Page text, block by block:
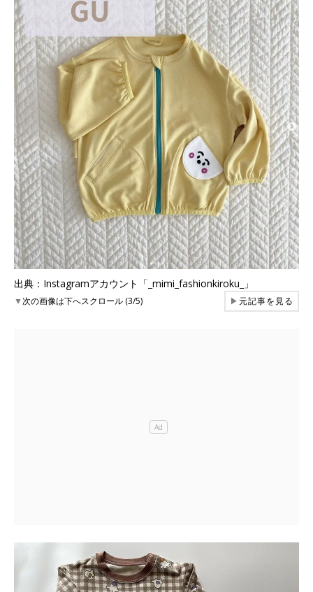
出典：Instagramアカウント「_mimi_fashionkiroku_」
▼次の画像は下へスクロール (3/5) ▶元記事を見る